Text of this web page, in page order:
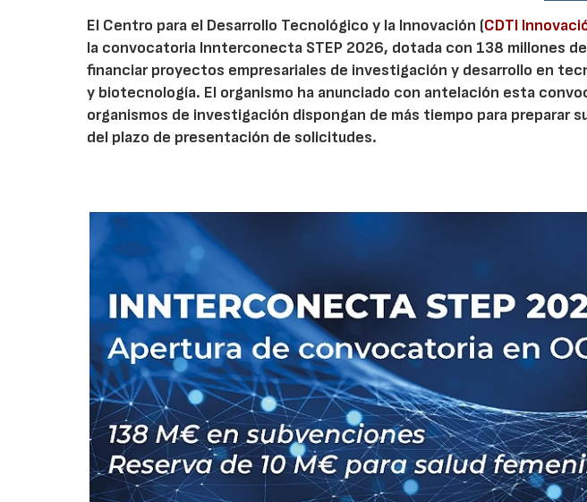
El Centro para el Desarrollo Tecnológico y la Innovación (CDTI
la convocatoria Innterconecta STEP 2026, dotada con 138 millones
financiar proyectos empresariales de investigación y desarrollo en
y biotecnología. El organismo ha anunciado con antelación esta
organismos de investigación dispongan de más tiempo para preparar
del plazo de presentación de solicitudes.